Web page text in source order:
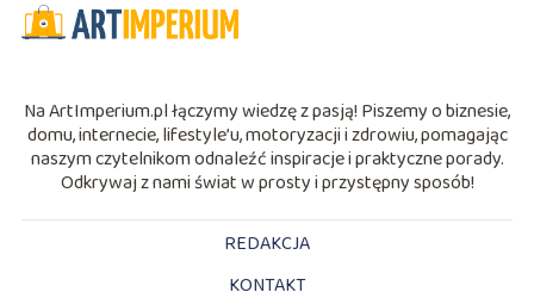
Na ArtImperium.pl łączymy wiedzę z pasją! Piszemy o biznesie,
domu, internecie, lifestyle’u, motoryzacji i zdrowiu, pomagając
naszym czytelnikom odnaleźć inspiracje i praktyczne porady.
Odkrywaj z nami świat w prosty i przystępny sposób!
REDAKCJA
KONTAKT